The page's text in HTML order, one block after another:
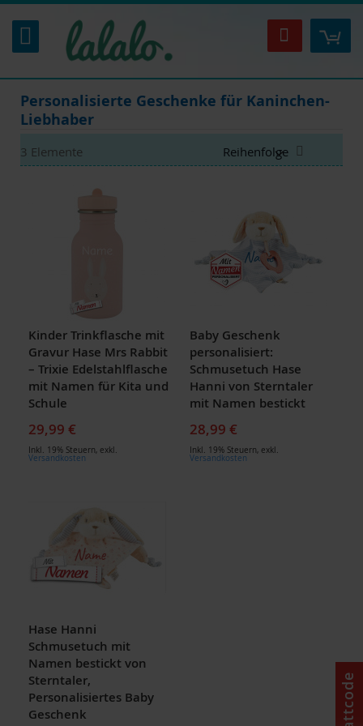
Inhalt
springen
Suche
Personalisierte Geschenke für Kaninchen-
Liebhaber
3 Elemente
sortieren
Kinder Trinkflasche mit
Gravur Hase Mrs Rabbit
– Trixie Edelstahlflasche
mit Namen für Kita und
Schule
29,99 €
Inkl. 19% Steuern, exkl.
Versandkosten
Baby Geschenk
personalisiert:
Schmusetuch Hase
Hanni von Sterntaler
mit Namen bestickt
28,99 €
Inkl. 19% Steuern, exkl.
Versandkosten
Hase Hanni
Schmusetuch mit
Namen bestickt von
Sterntaler,
Personalisiertes Baby
Geschenk